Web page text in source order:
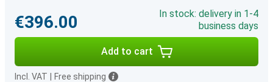
€396.00
In stock: delivery in 1-4
business days
Add to cart
Incl. VAT Free shipping